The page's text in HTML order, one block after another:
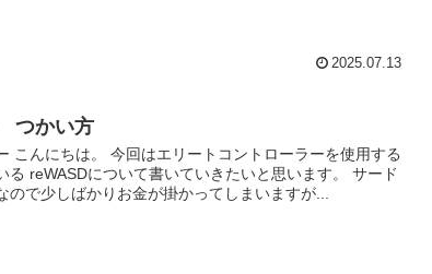
2025.07.13
つかい方
こんにちは。 今回はエリートコントローラーを使用する
る reWASDについて書いていきたいと思います。 サード
ので少しばかりお金が掛かってしまいますが...